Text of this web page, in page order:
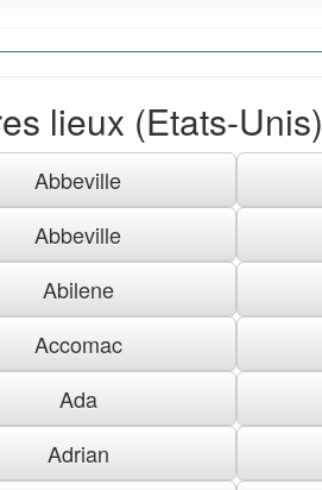
lieux (Etats-Unis)
Abbeville
Abbeville
Abilene
Accomac
Ada
Adrian